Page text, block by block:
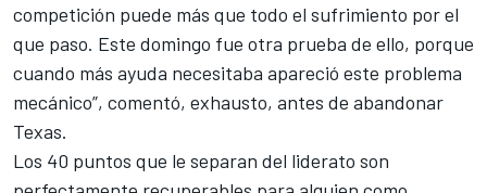
competición puede más que todo el sufrimiento por el
que paso. Este domingo fue otra prueba de ello, porque
cuando más ayuda necesitaba apareció este problema
mecánico”, comentó, exhausto, antes de abandonar
Texas.
Los 40 puntos que le separan del liderato son